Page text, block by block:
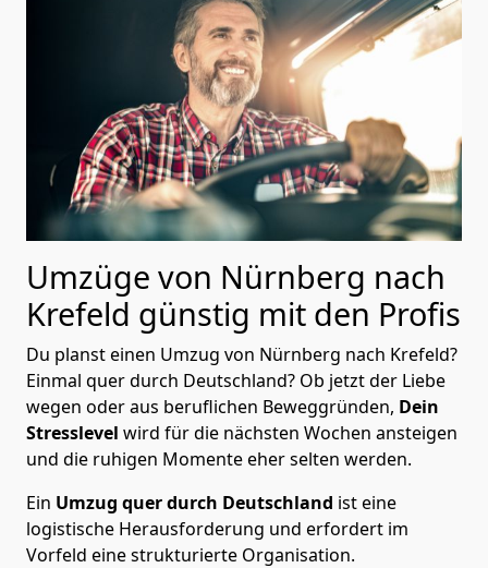
Umzüge von Nürnberg nach
Krefeld günstig mit den Profis
Du planst einen Umzug von Nürnberg nach Krefeld?
Einmal quer durch Deutschland? Ob jetzt der Liebe
wegen oder aus beruflichen Beweggründen, Dein
Stresslevel wird für die nächsten Wochen ansteigen
und die ruhigen Momente eher selten werden.
Ein Umzug quer durch Deutschland ist eine
logistische Herausforderung und erfordert im
Vorfeld eine strukturierte Organisation.